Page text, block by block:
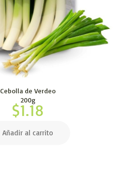
Cebolla de Verdeo
200g
$1.18
Añadir al carrito